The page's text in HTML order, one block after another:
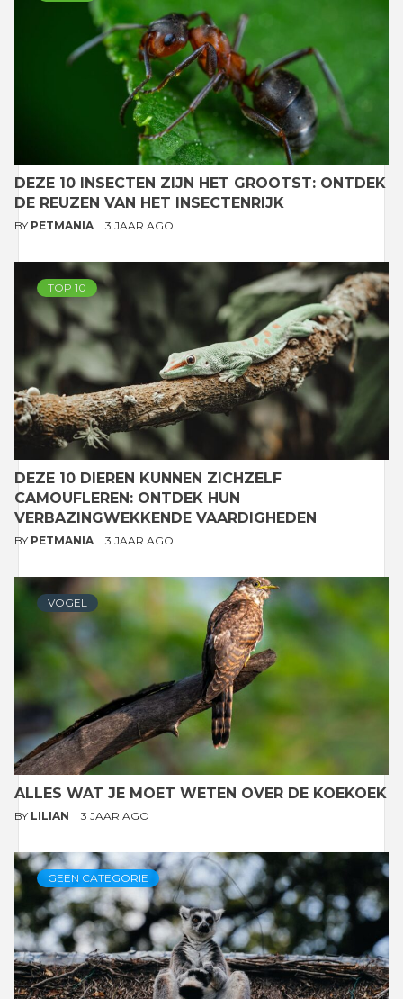
DEZE 10 INSECTEN ZIJN HET GROOTST: ONTDEK
DE REUZEN VAN HET INSECTENRIJK
BY PETMANIA 3 JAAR AGO
TOP 10
DEZE 10 DIEREN KUNNEN ZICHZELF
CAMOUFLEREN: ONTDEK HUN
VERBAZINGWEKKENDE VAARDIGHEDEN
BY PETMANIA 3 JAAR AGO
VOGEL
ALLES WAT JE MOET WETEN OVER DE KOEKOEK
BY LILIAN 3 JAAR AGO
GEEN CATEGORIE